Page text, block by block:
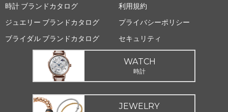
時計 ブランドカタログ
ジュエリー ブランドカタログ
ブライダル ブランドカタログ
利用規約
プライバシーポリシー
セキュリティ
WATCH
時計
JEWELRY